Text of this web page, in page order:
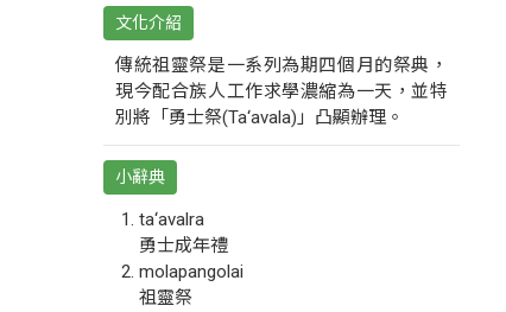
文化介紹
傳統祖靈祭是一系列為期四個月的祭典，
現今配合族人工作求學濃縮為一天，並特
別將「勇士祭(Ta‘avala)」凸顯辦理。
小辭典
ta‘avalra
勇士成年禮
molapangolai
祖靈祭